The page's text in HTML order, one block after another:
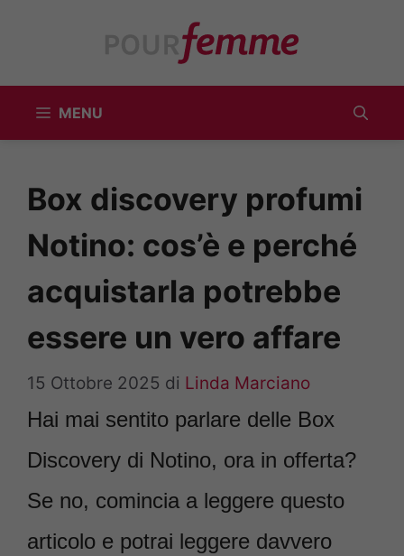
MENU
Box discovery profumi
Notino: cos’è e perché
acquistarla potrebbe
essere un vero affare
15 Ottobre 2025 di Linda Marciano
Hai mai sentito parlare delle Box
Discovery di Notino, ora in offerta?
Se no, comincia a leggere questo
articolo e potrai leggere davvero